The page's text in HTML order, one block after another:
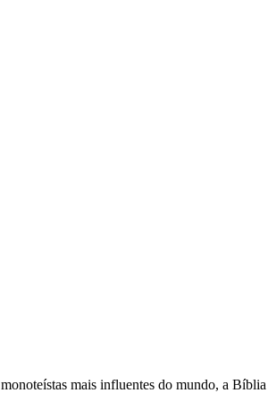
mais influentes do mundo, a